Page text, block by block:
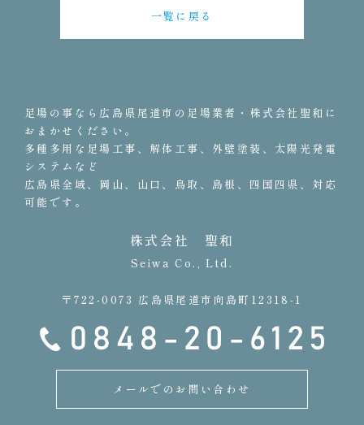
一覧に戻る
足場の事なら広島県尾道市の足場業者・株式会社聖和に
おまかせください。
多種多用な足場工事、解体工事、外壁塗装、太陽光発電
システムなど
広島県全域、岡山、山口、鳥取、島根、四国四県、対応
可能です。
株式会社 聖和
Seiwa Co., Ltd.
〒722-0073 広島県尾道市向島町12318-1
メールでのお問い合わせ